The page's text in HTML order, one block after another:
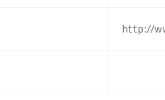
http://